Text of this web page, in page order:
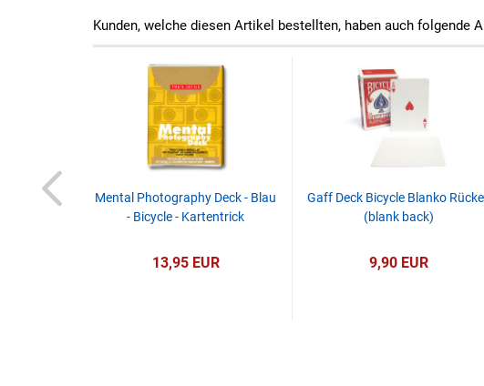
Kunden, welche diesen Artikel bestellten, haben auch folgende
2.0
Mental Photography Deck - Blau
- Bicycle - Kartentrick
13,95 EUR
Gaff Deck Bicycle Blanko
(blank back)
9,90 EUR